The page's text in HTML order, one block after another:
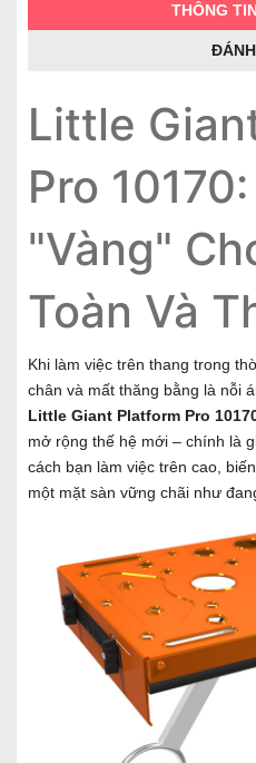
THÔNG
Little
Pro
"Vàng"
Toàn Và
Khi làm việc trên thang trong
chân và mất thăng bằng là nỗi
Little Giant Platform Pro
mở rộng thế hệ mới – chính là
cách bạn làm việc trên cao,
một mặt sàn vững chãi như